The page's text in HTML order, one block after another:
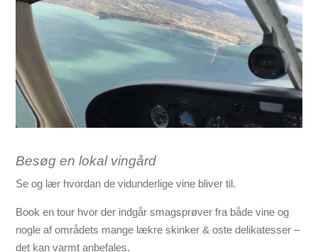
Besøg en lokal vingård
Se og lær hvordan de vidunderlige vine bliver til.
Book en tour hvor der indgår smagsprøver fra både vine og
nogle af områdets mange lækre skinker & oste delikatesser –
det kan varmt anbefales.